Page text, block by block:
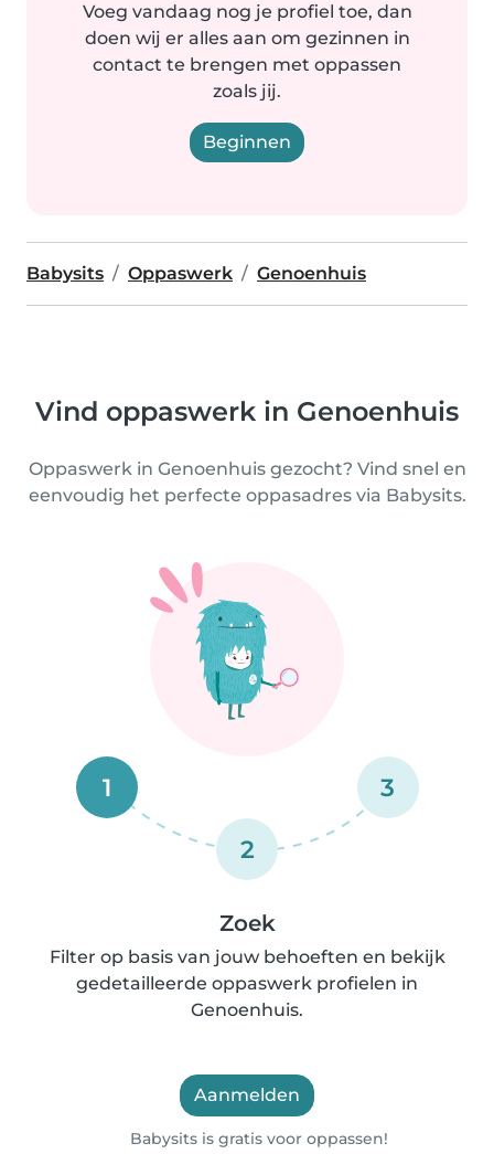
Voeg vandaag nog je profiel toe, dan
doen wij er alles aan om gezinnen in
contact te brengen met oppassen
zoals jij.
Beginnen
Babysits Oppaswerk Genoenhuis
Vind oppaswerk in Genoenhuis
Oppaswerk in Genoenhuis gezocht? Vind snel en
eenvoudig het perfecte oppasadres via Babysits.
1
2
3
Zoek
Filter op basis van jouw behoeften en bekijk
gedetailleerde oppaswerk profielen in
Genoenhuis.
Aanmelden
Babysits is gratis voor oppassen!